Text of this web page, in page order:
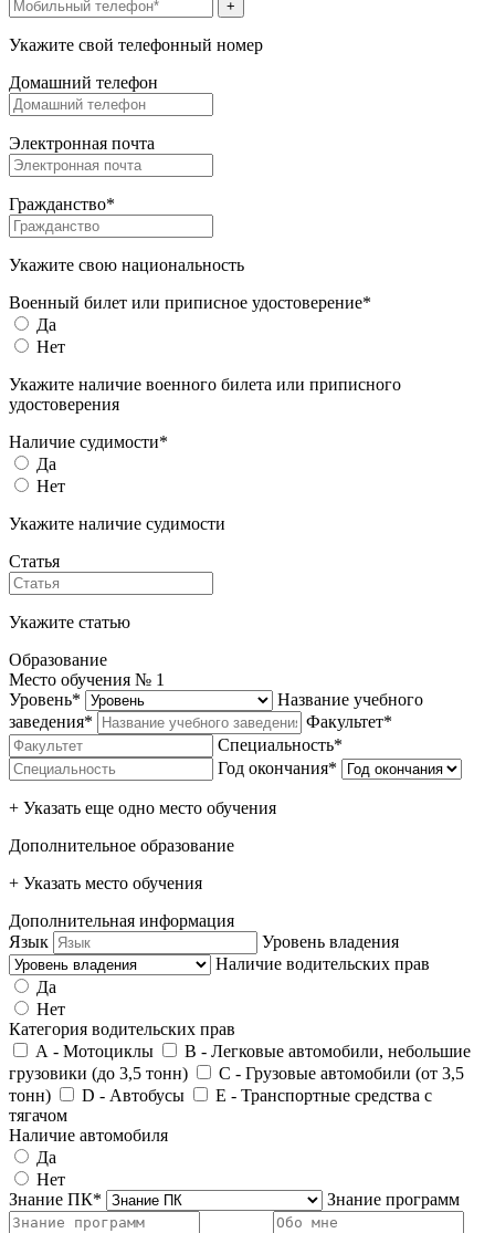
+
Укажите свой телефонный номер
Домашний телефон
Электронная почта
Гражданство*
Укажите свою национальность
Военный билет или приписное удостоверение*
Да
Нет
Укажите наличие военного билета или приписного
удостоверения
Наличие судимости*
Да
Нет
Укажите наличие судимости
Статья
Укажите статью
Образование
Место обучения № 1
Уровень*
Название учебного
заведения*
Факультет*
Специальность*
Год окончания*
+ Указать еще одно место обучения
Дополнительное образование
+ Указать место обучения
Дополнительная информация
Язык
Уровень владения
Наличие водительских прав
Да
Нет
Категория водительских прав
А - Мотоциклы
В - Легковые автомобили, небольшие
грузовики (до 3,5 тонн)
С - Грузовые автомобили (от 3,5
тонн)
D - Автобусы
E - Транспортные средства с
тягачом
Наличие автомобиля
Да
Нет
Знание ПК*
Знание программ